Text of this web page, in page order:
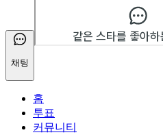
채팅
홈
투표
커뮤니티